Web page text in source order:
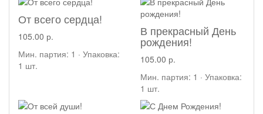
От всего сердца!
105.00 р.
Мин. партия: 1 · Упаковка:
1 шт.
В прекрасный День
рождения!
105.00 р.
Мин. партия: 1 · Упаковка:
1 шт.